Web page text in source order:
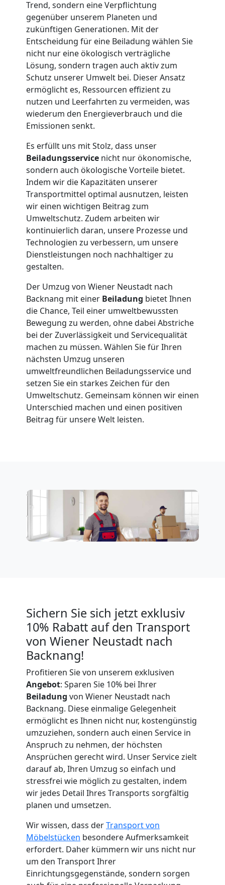
Trend, sondern eine Verpflichtung
gegenüber unserem Planeten und
zukünftigen Generationen. Mit der
Entscheidung für eine Beiladung wählen Sie
nicht nur eine ökologisch verträgliche
Lösung, sondern tragen auch aktiv zum
Schutz unserer Umwelt bei. Dieser Ansatz
ermöglicht es, Ressourcen effizient zu
nutzen und Leerfahrten zu vermeiden, was
wiederum den Energieverbrauch und die
Emissionen senkt.
Es erfüllt uns mit Stolz, dass unser
Beiladungsservice nicht nur ökonomische,
sondern auch ökologische Vorteile bietet.
Indem wir die Kapazitäten unserer
Transportmittel optimal ausnutzen, leisten
wir einen wichtigen Beitrag zum
Umweltschutz. Zudem arbeiten wir
kontinuierlich daran, unsere Prozesse und
Technologien zu verbessern, um unsere
Dienstleistungen noch nachhaltiger zu
gestalten.
Der Umzug von Wiener Neustadt nach
Backnang mit einer Beiladung bietet Ihnen
die Chance, Teil einer umweltbewussten
Bewegung zu werden, ohne dabei Abstriche
bei der Zuverlässigkeit und Servicequalität
machen zu müssen. Wählen Sie für Ihren
nächsten Umzug unseren
umweltfreundlichen Beiladungsservice und
setzen Sie ein starkes Zeichen für den
Umweltschutz. Gemeinsam können wir einen
Unterschied machen und einen positiven
Beitrag für unsere Welt leisten.
Sichern Sie sich jetzt exklusiv
10% Rabatt auf den Transport
von Wiener Neustadt nach
Backnang!
Profitieren Sie von unserem exklusiven
Angebot: Sparen Sie 10% bei Ihrer
Beiladung von Wiener Neustadt nach
Backnang. Diese einmalige Gelegenheit
ermöglicht es Ihnen nicht nur, kostengünstig
umzuziehen, sondern auch einen Service in
Anspruch zu nehmen, der höchsten
Ansprüchen gerecht wird. Unser Service zielt
darauf ab, Ihren Umzug so einfach und
stressfrei wie möglich zu gestalten, indem
wir jedes Detail Ihres Transports sorgfältig
planen und umsetzen.
Wir wissen, dass derTransport von
Möbelstücken besondere Aufmerksamkeit
erfordert. Daher kümmern wir uns nicht nur
um den Transport Ihrer
Einrichtungsgegenstände, sondern sorgen
LKW
Möbellift
Wiener
Neustadt
Übersiedlung
Wiener
Neustadt
Klaviertransport
Wiener
Neustadt
Privatumzug
Wiener
Neustadt
Wiener
Neustadt
Senioren
Wiener
Neustadt
Fernumzug
Wiener
Neustadt
Firmenumzug
Wiener
Neustadt